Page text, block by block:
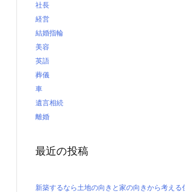
社長
経営
結婚指輪
美容
英語
葬儀
車
遺言相続
離婚
最近の投稿
新築するなら土地の向きと家の向きから考える